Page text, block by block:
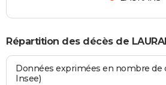
Répartition des décès de
Données exprimées en nombre de
Insee)